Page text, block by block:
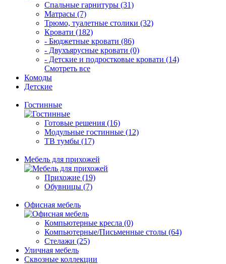
Спальные гарнитуры (31)
Матрасы (7)
Трюмо, туалетные столики (32)
Кровати (182)
- Бюджетные кровати (86)
- Двухъярусные кровати (0)
- Детские и подростковые кровати (14)
Смотреть все
Комоды
Детские
Гостинные
Готовые решения (16)
Модульные гостинные (12)
ТВ тумбы (17)
Мебель для прихожей
Прихожие (19)
Обувницы (7)
Офисная мебель
Компьютерные кресла (0)
Компьютерные/Письменные столы (64)
Стелажи (25)
Уличная мебель
Сквозные коллекции